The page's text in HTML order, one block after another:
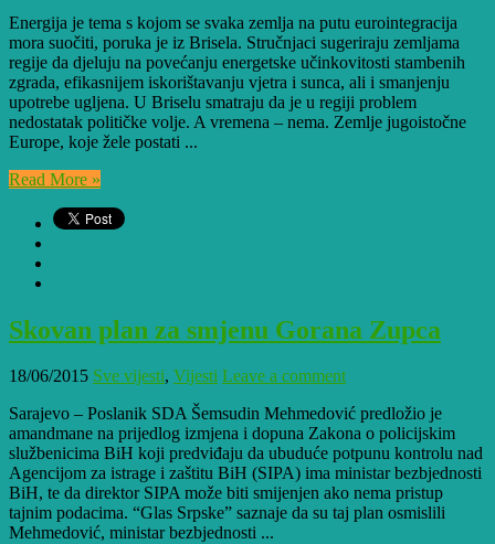
Energija je tema s kojom se svaka zemlja na putu eurointegracija
mora suočiti, poruka je iz Brisela. Stručnjaci sugeriraju zemljama
regije da djeluju na povećanju energetske učinkovitosti stambenih
zgrada, efikasnijem iskorištavanju vjetra i sunca, ali i smanjenju
upotrebe ugljena. U Briselu smatraju da je u regiji problem
nedostatak političke volje. A vremena – nema. Zemlje jugoistočne
Europe, koje žele postati ...
Read More »
Skovan plan za smjenu Gorana Zupca
18/06/2015 Sve vijesti, Vijesti Leave a comment
Sarajevo – Poslanik SDA Šemsudin Mehmedović predložio je
amandmane na prijedlog izmjena i dopuna Zakona o policijskim
službenicima BiH koji predviđaju da ubuduće potpunu kontrolu nad
Agencijom za istrage i zaštitu BiH (SIPA) ima ministar bezbjednosti
BiH, te da direktor SIPA može biti smijenjen ako nema pristup
tajnim podacima. “Glas Srpske” saznaje da su taj plan osmislili
Mehmedović, ministar bezbjednosti ...